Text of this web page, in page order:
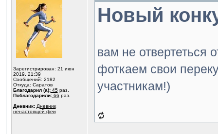
Зарегистрирован: 21 июн
2019, 21:39
Сообщений: 2182
Откуда: Саратов
Благодарил (а):45раз.
Поблагодарили:66 раз.
Дневник: Дневник
ненастоящей феи
Новый
вам не отвертеться
фоткаем свои
участникам!)